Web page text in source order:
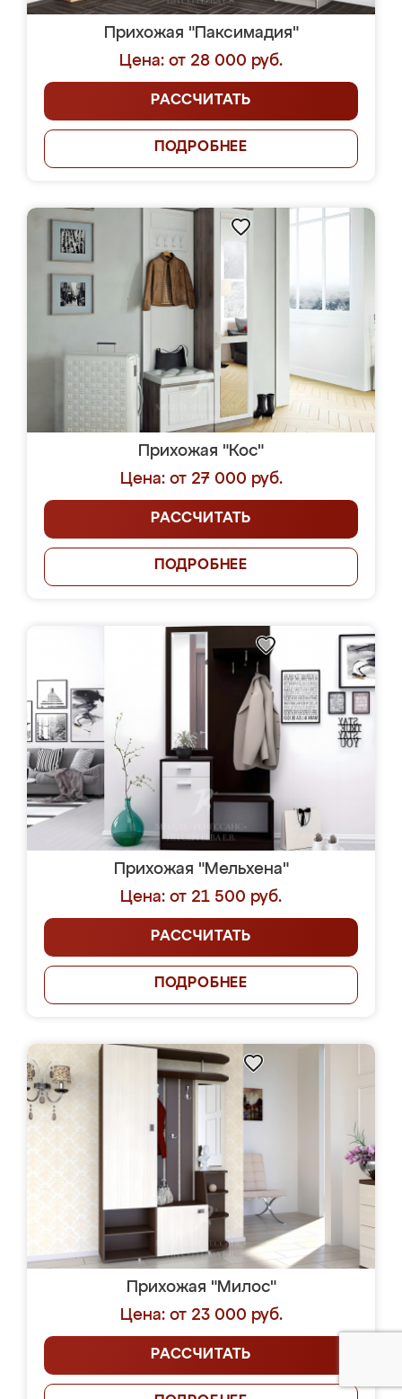
Прихожая "Паксимадия"
Цена: от 28 000 руб.
РАССЧИТАТЬ
ПОДРОБНЕЕ
Прихожая "Кос"
Цена: от 27 000 руб.
РАССЧИТАТЬ
ПОДРОБНЕЕ
Прихожая "Мельхена"
Цена: от 21 500 руб.
РАССЧИТАТЬ
ПОДРОБНЕЕ
Прихожая "Милос"
Цена: от 23 000 руб.
РАССЧИТАТЬ